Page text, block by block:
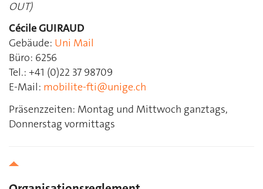
OUT)
Cécile GUIRAUD
Gebäude: Uni Mail
Büro: 6256
Tel.: +41 (0)22 37 98709
E-Mail: mobilite-fti@unige.ch
Präsenzzeiten: Montag und Mittwoch ganztags,
Donnerstag vormittags